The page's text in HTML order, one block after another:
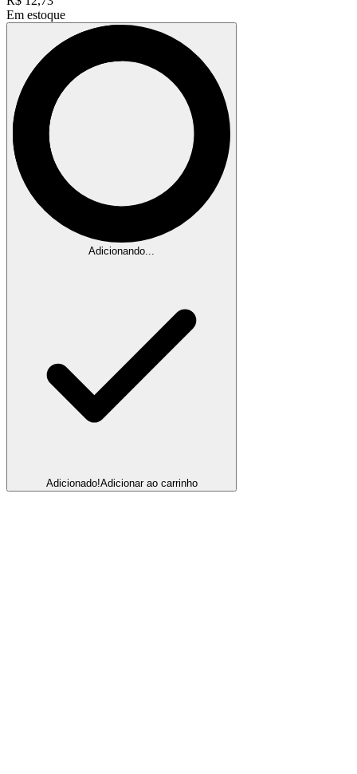
Em estoque
Adicionando...
Adicionado!Adicionar ao carrinho